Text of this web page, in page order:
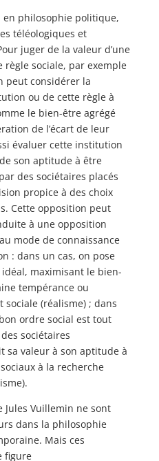
en philosophie politique,
téléologiques et
juger de la valeur d’une
règle sociale, par exemple
peut considérer la
ou de cette règle à
le bien-être agrégé
de l’écart de leur
évaluer cette institution
son aptitude à être
des sociétaires placés
propice à des choix
Cette opposition peut
à une opposition
mode de connaissance
: dans un cas, on pose
maximisant le bien-
tempérance ou
(réalisme) ; dans
ordre social est tout
sociétaires
sa valeur à son aptitude à
à la recherche
Jules Vuillemin ne sont
dans la philosophie
Mais ces
figure